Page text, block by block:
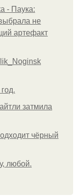
- Паука:
не
артефакт
затмила
чёрный
любой.